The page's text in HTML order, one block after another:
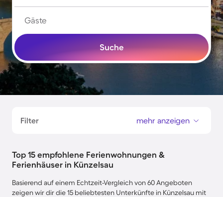
Gäste
Suche
Filter mehr anzeigen
Top 15 empfohlene Ferienwohnungen &
Ferienhäuser in Künzelsau
Basierend auf einem Echtzeit-Vergleich von 60 Angeboten
zeigen wir dir die 15 beliebtesten Unterkünfte in Künzelsau mit